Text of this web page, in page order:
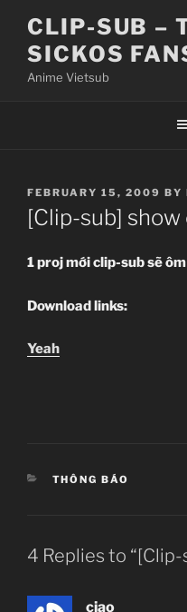
content
CLIP-SUB –
SICKOS
Anime Vietsub
POSTED
ON
FEBRUARY 15, 2009 BY
[Clip-sub]
1 proj mới clip-sub sẽ ôm
Download links:
Yeah
CATEGORIES
THÔNG BÁO
4 Replies to
ciao